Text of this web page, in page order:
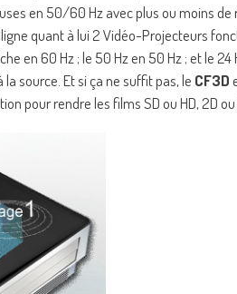
en 50/60 Hz avec plus ou moins
quant à lui 2 Vidéo-Projecteurs
en 60 Hz ; le 50 Hz en 50 Hz ; et le
source. Et si ça ne suffit pas, le CF3D
pour rendre les films SD ou HD, 2D ou